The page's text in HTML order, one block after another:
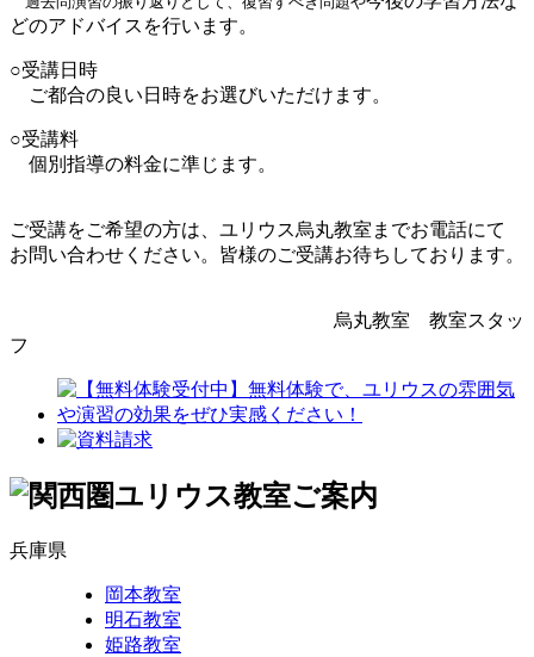
どのアドバイスを行います。
○受講日時
ご都合の良い日時をお選びいただけます。
○受講料
個別指導の料金に準じます。
ご受講をご希望の方は、ユリウス烏丸教室までお電話にて
お問い合わせください。皆様のご受講お待ちしております。
烏丸教室 教室スタッ
フ
兵庫県
岡本教室
明石教室
姫路教室